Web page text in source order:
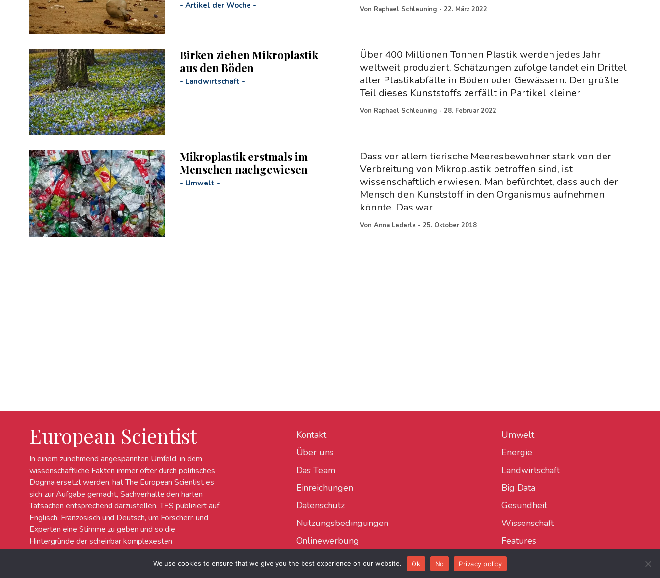
- Artikel der Woche - Von Raphael Schleuning - 22. März 2022
Birken ziehen Mikroplastik
aus den Böden
- Landwirtschaft -
Über 400 Millionen Tonnen Plastik werden jedes Jahr
weltweit produziert. Schätzungen zufolge landet ein Drittel
aller Plastikabfälle in Böden oder Gewässern. Der größte
Teil dieses Kunststoffs zerfällt in Partikel kleiner
Von Raphael Schleuning - 28. Februar 2022
Mikroplastik erstmals im
Menschen nachgewiesen
- Umwelt -
Dass vor allem tierische Meeresbewohner stark von der
Verbreitung von Mikroplastik betroffen sind, ist
wissenschaftlich erwiesen. Man befürchtet, dass auch der
Mensch den Kunststoff in den Organismus aufnehmen
könnte. Das war
Von Anna Lederle - 25. Oktober 2018
European Scientist
In einem zunehmend angespannten Umfeld, in dem
wissenschaftliche Fakten immer öfter durch politisches
Dogma ersetzt werden, hat The European Scientist es
sich zur Aufgabe gemacht, Sachverhalte den harten
Tatsachen entsprechend darzustellen. TES publiziert auf
Englisch, Französisch und Deutsch, um Forschern und
Experten eine Stimme zu geben und so die
Hintergründe der scheinbar komplexesten
Kontakt
Über uns
Das Team
Einreichungen
Datenschutz
Nutzungsbedingungen
Onlinewerbung
Umwelt
Energie
Landwirtschaft
Big Data
Gesundheit
Wissenschaft
Features
© 2022 European Scientist - All rights reserved.
We use cookies to ensure that we give you the best experience on our website. Ok No Privacy policy